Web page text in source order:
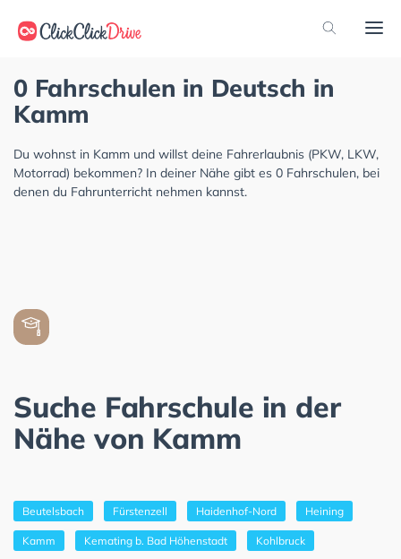
0 Fahrschulen in Deutsch in
Kamm
Du wohnst in Kamm und willst deine Fahrerlaubnis (PKW, LKW,
Motorrad) bekommen? In deiner Nähe gibt es 0 Fahrschulen, bei
denen du Fahrunterricht nehmen kannst.
Suche Fahrschule in der
Nähe von Kamm
Beutelsbach Fürstenzell Haidenhof-Nord Heining
Kamm Kemating b. Bad Höhenstadt Kohlbruck